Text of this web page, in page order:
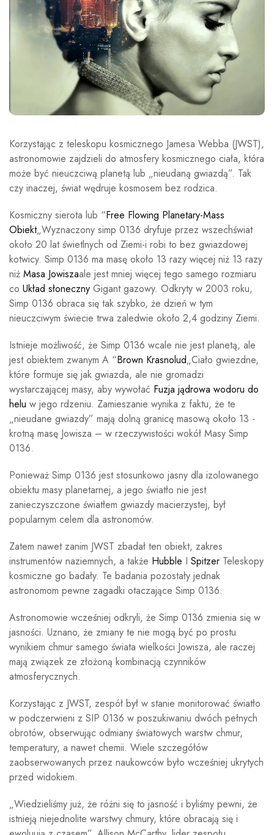
Korzystając z teleskopu kosmicznego Jamesa Webba (JWST),
astronomowie zajdzieli do atmosfery kosmicznego ciała, która
może być nieuczciwą planetą lub „nieudaną gwiazdą”. Tak
czy inaczej, świat wędruje kosmosem bez rodzica.
Kosmiczny sierota lub “Free Flowing Planetary-Mass
Obiekt„Wyznaczony simp 0136 dryfuje przez wszechświat
około 20 lat świetlnych od Ziemi-i robi to bez gwiazdowej
kotwicy. Simp 0136 ma masę około 13 razy więcej niż 13 razy
niż Masa Jowiszaale jest mniej więcej tego samego rozmiaru
co Układ słoneczny Gigant gazowy. Odkryty w 2003 roku,
Simp 0136 obraca się tak szybko, że dzień w tym
nieuczciwym świecie trwa zaledwie około 2,4 godziny Ziemi.
Istnieje możliwość, że Simp 0136 wcale nie jest planetą, ale
jest obiektem zwanym A “Brown Krasnolud„Ciało gwiezdne,
które formuje się jak gwiazda, ale nie gromadzi
wystarczającej masy, aby wywołać Fuzja jądrowa wodoru do
helu w jego rdzeniu. Zamieszanie wynika z faktu, że te
„nieudane gwiazdy” mają dolną granicę masową około 13 -
krotną masę Jowisza – w rzeczywistości wokół Masy Simp
0136.
Ponieważ Simp 0136 jest stosunkowo jasny dla izolowanego
obiektu masy planetarnej, a jego światło nie jest
zanieczyszczone światłem gwiazdy macierzystej, był
popularnym celem dla astronomów.
Zatem nawet zanim JWST zbadał ten obiekt, zakres
instrumentów naziemnych, a także Hubble I Spitzer Teleskopy
kosmiczne go badały. Te badania pozostały jednak
astronomom pewne zagadki otaczające Simp 0136.
Astronomowie wcześniej odkryli, że Simp 0136 zmienia się w
jasności. Uznano, że zmiany te nie mogą być po prostu
wynikiem chmur samego świata wielkości Jowisza, ale raczej
mają związek ze złożoną kombinacją czynników
atmosferycznych.
Korzystając z JWST, zespół był w stanie monitorować światło
w podczerwieni z SIP 0136 w poszukiwaniu dwóch pełnych
obrotów, obserwując odmiany światowych warstw chmur,
temperatury, a nawet chemii. Wiele szczegółów
zaobserwowanych przez naukowców było wcześniej ukrytych
przed widokiem.
„Wiedzieliśmy już, że różni się to jasność i byliśmy pewni, że
istnieją niejednolite warstwy chmury, które obracają się i